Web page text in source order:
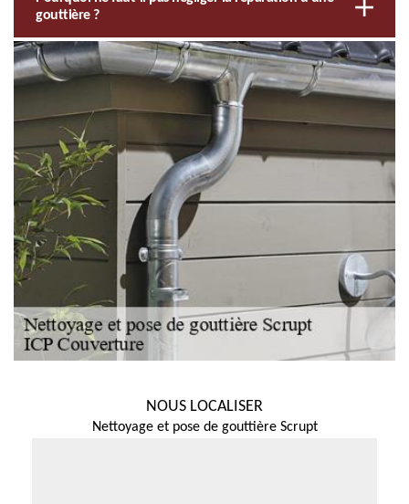
gouttière ?
NOUS LOCALISER
Nettoyage et pose de gouttière Scrupt